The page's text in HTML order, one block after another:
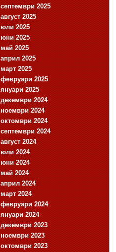
септември 2025
август 2025
юли 2025
юни 2025
май 2025
април 2025
март 2025
февруари 2025
януари 2025
декември 2024
ноември 2024
октомври 2024
септември 2024
август 2024
юли 2024
юни 2024
май 2024
април 2024
март 2024
февруари 2024
януари 2024
декември 2023
ноември 2023
октомври 2023